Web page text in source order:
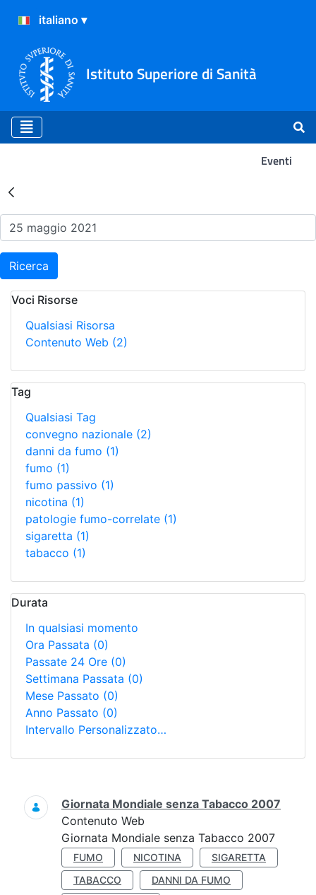
Istituto Superiore di Sanità
Eventi
Risultati della Ricerca -
Ricerca
Voci Risorse
Qualsiasi Risorsa
Contenuto Web (2)
Tag
Qualsiasi Tag
convegno nazionale (2)
danni da fumo (1)
fumo (1)
fumo passivo (1)
nicotina (1)
patologie fumo-correlate (1)
sigaretta (1)
tabacco (1)
Durata
In qualsiasi momento
Ora Passata (0)
Passate 24 Ore (0)
Settimana Passata (0)
Mese Passato (0)
Anno Passato (0)
Intervallo Personalizzato…
Ricerca
Giornata Mondiale senza Tabacco 2007
Contenuto Web
Giornata Mondiale senza Tabacco 2007
FUMO NICOTINA
SIGARETTA
TABACCO
DANNI DA FUMO